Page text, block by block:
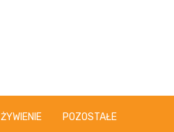
ŻYWIENIE POZOSTAŁE